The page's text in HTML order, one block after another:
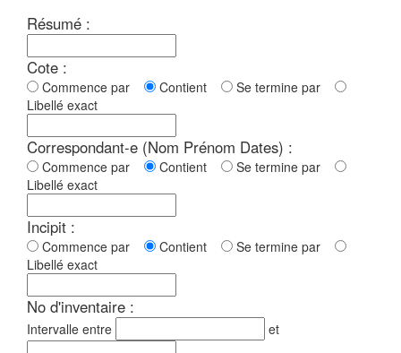
Résumé :
Cote :
Commence par Contient
Se termine par
Libellé exact
Correspondant-e (Nom Prénom Dates) :
Commence par Contient
Se termine par
Libellé exact
Incipit :
Commence par Contient
Se termine par
Libellé exact
No d'inventaire :
Intervalle entre et